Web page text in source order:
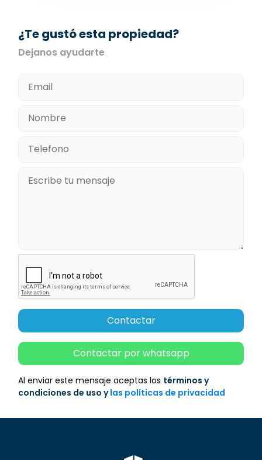
¿Te gustó esta propiedad?
Dejanos ayudarte
Contactar
Contactar por whatsapp
Al enviar este mensaje aceptas los términos y
condiciones de uso ylas políticas de privacidad